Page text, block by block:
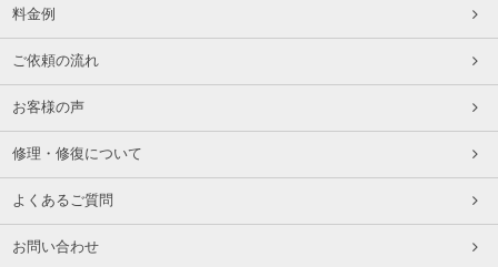
料金例
ご依頼の流れ
お客様の声
修理・修復について
よくあるご質問
お問い合わせ